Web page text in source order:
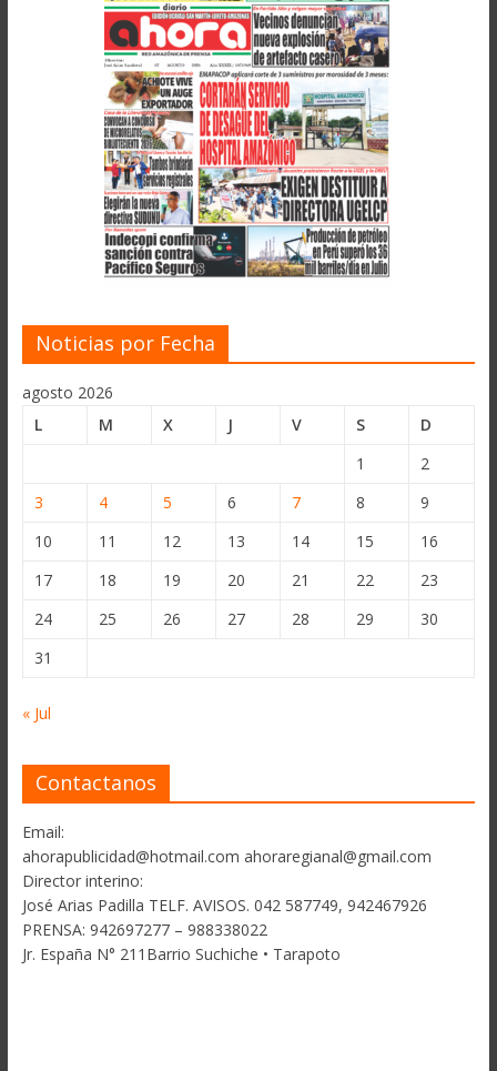
Noticias por Fecha
agosto 2026
L
M X J V S
D
1
2
3
4 5 6 7 8
9
10
11 12 13 14 15
16
17
18 19 20 21 22
23
24
25 26 27 28 29
30
31
« Jul
Contactanos
Email:
ahorapublicidad@hotmail.com ahoraregianal@gmail.com
Director interino:
José Arias Padilla TELF. AVISOS. 042 587749, 942467926
PRENSA: 942697277 – 988338022
Jr. España N° 211Barrio Suchiche • Tarapoto